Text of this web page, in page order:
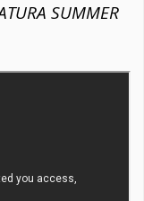
SUMMER